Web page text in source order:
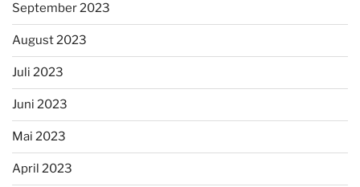
September 2023
August 2023
Juli 2023
Juni 2023
Mai 2023
April 2023